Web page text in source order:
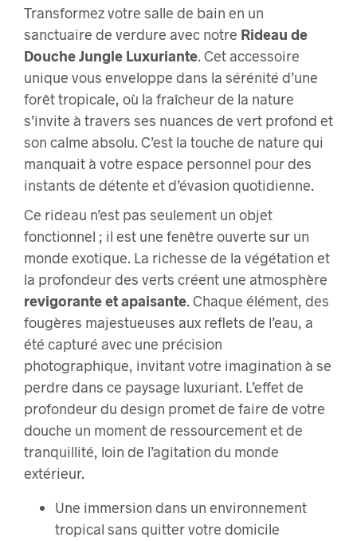
Transformez votre salle de bain en un
sanctuaire de verdure avec notre Rideau de
Douche Jungle Luxuriante. Cet accessoire
unique vous enveloppe dans la sérénité d’une
forêt tropicale, où la fraîcheur de la nature
s’invite à travers ses nuances de vert profond et
son calme absolu. C’est la touche de nature qui
manquait à votre espace personnel pour des
instants de détente et d’évasion quotidienne.
Ce rideau n’est pas seulement un objet
fonctionnel ; il est une fenêtre ouverte sur un
monde exotique. La richesse de la végétation et
la profondeur des verts créent une atmosphère
revigorante et apaisante. Chaque élément, des
fougères majestueuses aux reflets de l’eau, a
été capturé avec une précision
photographique, invitant votre imagination à se
perdre dans ce paysage luxuriant. L’effet de
profondeur du design promet de faire de votre
douche un moment de ressourcement et de
tranquillité, loin de l’agitation du monde
extérieur.
Une immersion dans un environnement
tropical sans quitter votre domicile